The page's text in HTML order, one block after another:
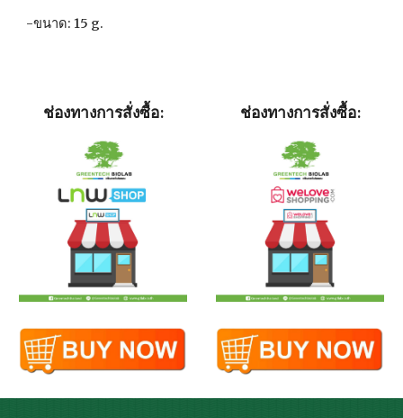
-ขนาด: 15 g.
ช่องทางการสั่งซื้อ: ช่องทางการสั่งซื้อ: